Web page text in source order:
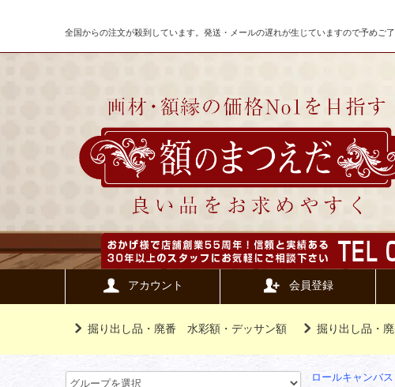
全国からの注文が殺到しています。発送・メールの遅れが生じていますので予めご
アカウント 会員登録
掘り出し品・廃番 水彩額・デッサン額 掘り出し品・
ロールキャンバス